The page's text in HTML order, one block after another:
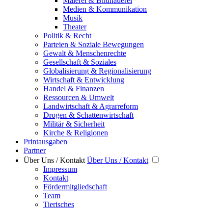
Medien & Kommunikation
Musik
Theater
Politik & Recht
Parteien & Soziale Bewegungen
Gewalt & Menschenrechte
Gesellschaft & Soziales
Globalisierung & Regionalisierung
Wirtschaft & Entwicklung
Handel & Finanzen
Ressourcen & Umwelt
Landwirtschaft & Agrarreform
Drogen & Schattenwirtschaft
Militär & Sicherheit
Kirche & Religionen
Printausgaben
Partner
Über Uns / Kontakt Über Uns / Kontakt
Impressum
Kontakt
Fördermitgliedschaft
Team
Tierisches